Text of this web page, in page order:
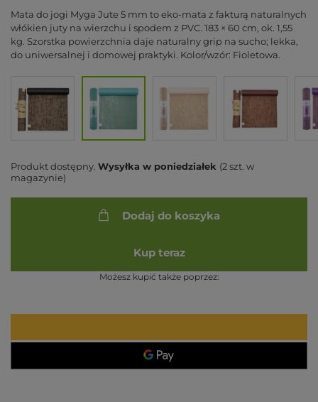
Mata do jogi Myga Jute 5 mm to eko-mata z fakturą naturalnych
włókien juty na wierzchu i spodem z PVC. 183 × 60 cm, ok. 1,55
kg. Szorstka powierzchnia daje naturalny grip na sucho; lekka,
do uniwersalnej i domowej praktyki. Kolor/wzór: Fioletowa.
Produkt dostępny Wysyłka w poniedziałek (2 szt. w
magazynie)
Dodaj do koszyka
Kup teraz
Możesz kupić także poprzez: